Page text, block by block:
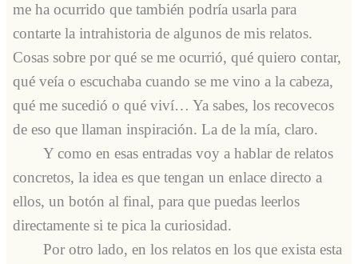
me ha ocurrido que también podría usarla para
contarte la intrahistoria de algunos de mis relatos.
Cosas sobre por qué se me ocurrió, qué quiero contar,
qué veía o escuchaba cuando se me vino a la cabeza,
qué me sucedió o qué viví… Ya sabes, los recovecos
de eso que llaman inspiración. La de la mía, claro.
Y como en esas entradas voy a hablar de relatos
concretos, la idea es que tengan un enlace directo a
ellos, un botón al final, para que puedas leerlos
directamente si te pica la curiosidad.
Por otro lado, en los relatos en los que exista esta